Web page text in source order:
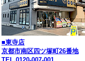
■東寺店
京都市南区四ツ塚町26番地